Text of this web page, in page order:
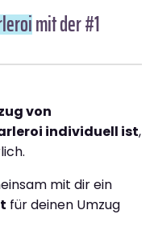
mit der #1
von
individuell ist,
mit dir ein
für deinen Umzug